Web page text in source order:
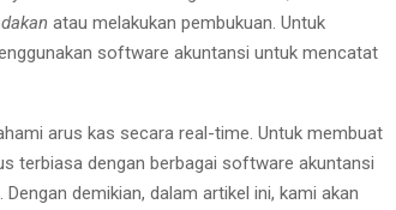
atau melakukan pembukuan. Untuk
software akuntansi untuk mencatat
arus kas secara real-time. Untuk membuat
terbiasa dengan berbagai software akuntansi
demikian, dalam artikel ini, kami akan